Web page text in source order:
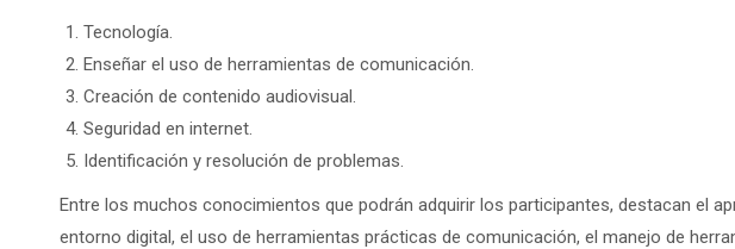
Tecnología.
Enseñar el uso de herramientas de comunicación.
Creación de contenido audiovisual.
Seguridad en internet.
Identificación y resolución de problemas.
Entre los muchos conocimientos que podrán adquirir los participantes, destacan el
entorno digital, el uso de herramientas prácticas de comunicación, el manejo de